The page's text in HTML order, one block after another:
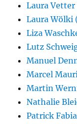
Laura Vetter
Laura Wölki
Liza
Lutz
Manuel
Marcel
Martin
Nathalie
Patrick